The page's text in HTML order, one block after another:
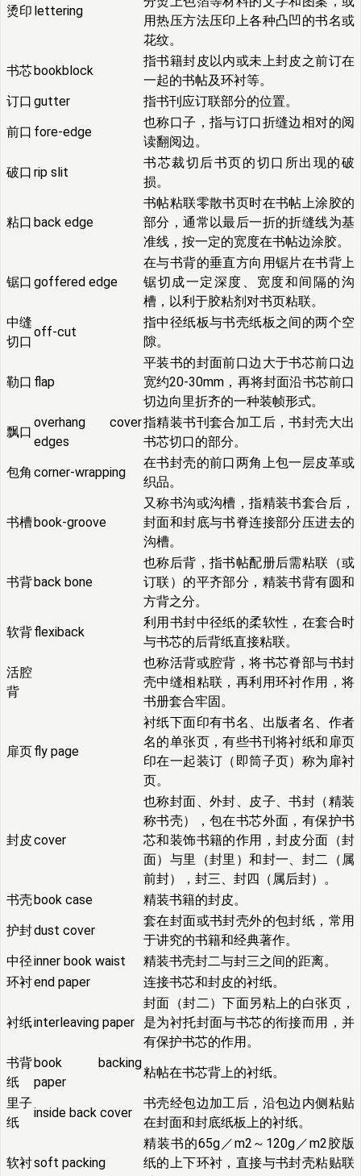
烫印 lettering
用热压方法压印上各种凸凹的书名或
花纹。
书芯bookblock
指书籍封皮以内或未上封皮之前订在
一起的书帖及环衬等。
订口 gutter
指书刊应订联部分的位置。
前口 fore-edge
也称口子，指与订口折缝边相对的阅
读翻阅边。
破口 rip slit
书芯裁切后书页的切口所出现的破
损。
粘口 back edge
书帖粘联零散书页时在书帖上涂胶的
部分，通常以最后一折的折缝线为基
准线，按一定的宽度在书帖边涂胶。
锯口 goffered edge
在与书背的垂直方向用锯片在书背上
锯切成一定深度、宽度和间隔的沟
槽，以利于胶粘剂对书页粘联。
中缝
切口
off-cut
指中径纸板与书壳纸板之间的两个空
隙。
勒口 flap
平装书的封面前口边大于书芯前口边
宽约20-30mm，再将封面沿书芯前口
切边向里折齐的一种装帧形式。
飘口
overhang cover
edges
指精装书刊套合加工后，书封壳大出
书芯切口的部分。
包角 corner-wrapping
在书封壳的前口两角上包一层皮革或
织品。
书槽book-groove
又称书沟或沟槽，指精装书套合后，
封面和封底与书脊连接部分压进去的
沟槽。
书背back bone
也称后背，指书帖配册后需粘联（或
订联）的平齐部分，精装书背有圆和
方背之分。
软背flexiback
利用书封中径纸的柔软性，在套合时
与书芯的后背纸直接粘联。
活腔
背
也称活背或腔背，将书芯脊部与书封
壳中缝相粘联，再利用环衬作用，将
书册套合牢固。
扉页fly page
衬纸下面印有书名、出版者名、作者
名的单张页，有些书刊将衬纸和扉页
印在一起装订（即筒子页）称为扉衬
页。
封皮cover
也称封面、外封、皮子、书封（精装
称书壳），包在书芯外面，有保护书
芯和装饰书籍的作用，封皮分面（封
面）与里（封里）和封一、封二（属
前封），封三、封四（属后封）。
书壳book case
精装书籍的封皮。
护封dust cover
套在封面或书封壳外的包封纸，常用
于讲究的书籍和经典著作。
中径inner book waist
精装书壳封二与封三之间的距离。
环衬end paper 连接书芯和封皮的衬纸。
衬纸interleaving paper
封面（封二）下面另粘上的白张页，
是为衬托封面与书芯的衔接而用，并
有保护书芯的作用。
书背
纸
book backing
paper
粘帖在书芯背上的衬纸。
里子
纸
inside back cover
书壳经包边加工后，沿包边内侧粘贴
在封面和封底纸板上的衬纸。
软衬soft packing
精装书的65g／m2～120g／m2胶版
纸的上下环衬，直接与书封壳粘贴联